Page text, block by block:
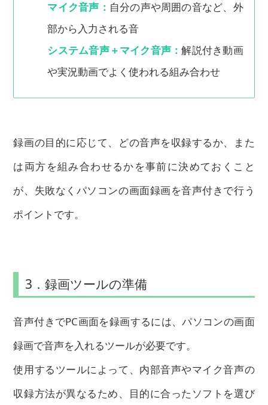
マイク音声： 自分の声や周囲の音など、外
部から入力される音
システム音声＋マイク音声：解説付き動画
や実況動画でよく使われる組み合わせ
録画の目的に応じて、どの音声を収録するか、また
は両方を組み合わせるかを事前に決めておくこと
が、失敗なくパソコンの画面録画を音声付きで行う
ポイントです。
3．録画ツールの準備
音声付きでPC画面を録画するには、パソコンの画面
録画で音声を入れるツールが必要です。
使用するツールによって、内部音声やマイク音声の
収録方法が異なるため、目的に合ったソフトを選び